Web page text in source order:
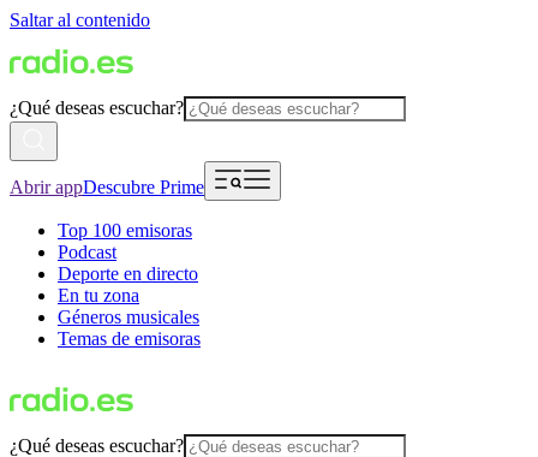
Saltar al contenido
¿Qué deseas escuchar?
Abrir appDescubre Prime
Top 100 emisoras
Podcast
Deporte en directo
En tu zona
Géneros musicales
Temas de emisoras
¿Qué deseas escuchar?